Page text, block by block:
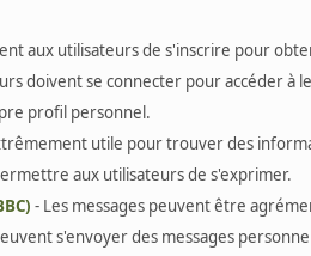
aux utilisateurs de s'inscrire pour
doivent se connecter pour accéder à
profil personnel.
utile pour trouver des
aux utilisateurs de s'exprimer.
- Les messages peuvent être
s'envoyer des messages